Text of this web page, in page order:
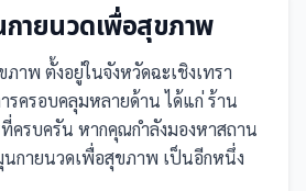
ายนวดเพื่อสุขภาพ
ภาพ ตั้งอยู่ในจังหวัดฉะเชิงเทรา
รครอบคลุมหลายด้าน ได้แก่ ร้าน
ครบครัน หากคุณกำลังมองหาสถาน
นกายนวดเพื่อสุขภาพ เป็นอีกหนึ่ง